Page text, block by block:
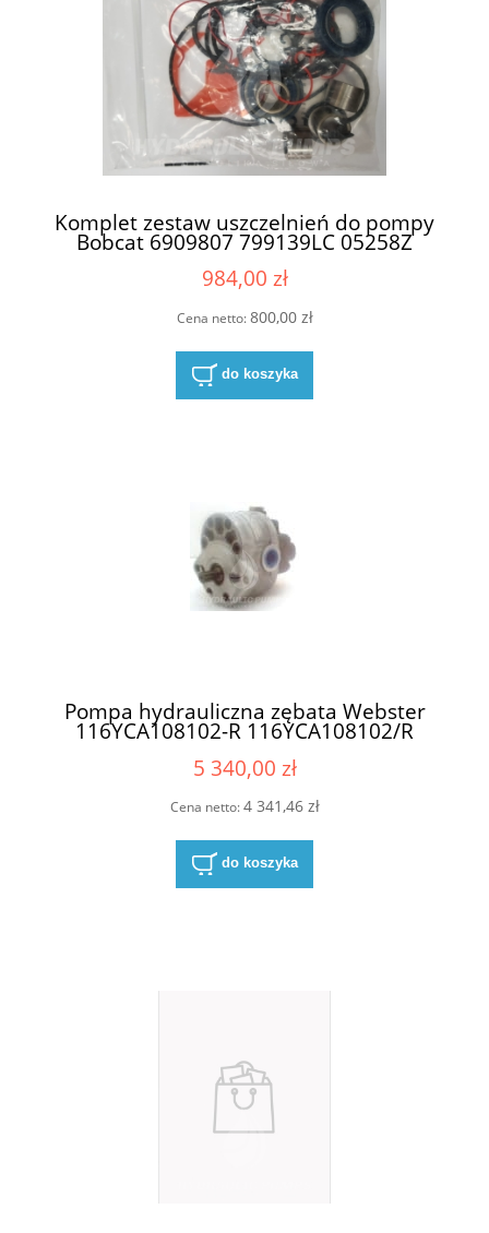
Komplet zestaw uszczelnień do pompy
Bobcat 6909807 799139LC 05258Z
984,00 zł
Cena netto:800,00 zł
do koszyka
Pompa hydrauliczna zębata Webster
116YCA108102-R 116YCA108102/R
5 340,00 zł
Cena netto:4 341,46 zł
do koszyka